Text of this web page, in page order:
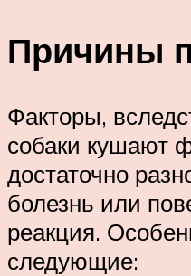
Причины
Факторы,
собаки кушают
достаточно
болезнь или
реакция.
следующие: